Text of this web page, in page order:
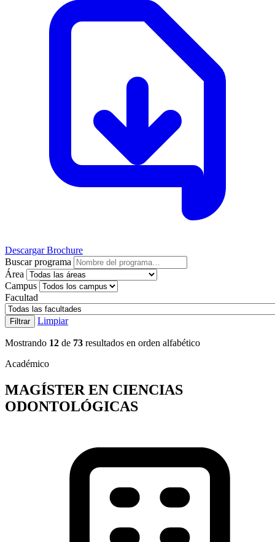
Descargar Brochure
Buscar programa
Área
Campus
Facultad
Filtrar Limpiar
Mostrando 12 de 73 resultados en orden alfabético
Académico
MAGÍSTER EN CIENCIAS
ODONTOLÓGICAS